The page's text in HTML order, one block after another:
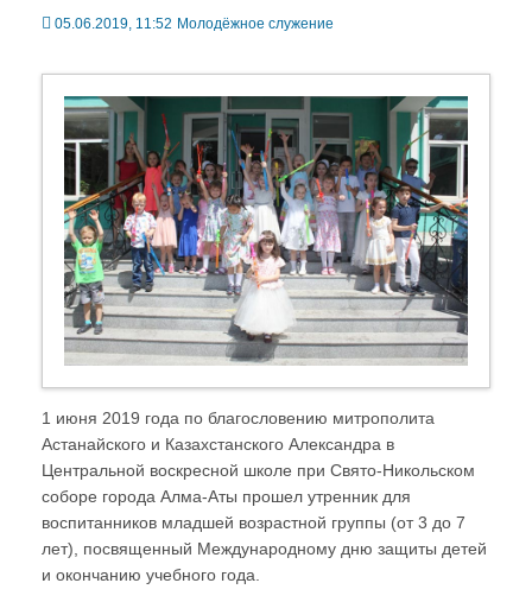
05.06.2019, 11:52 Молодёжное служение
1 июня 2019 года по благословению митрополита
Астанайского и Казахстанского Александра в
Центральной воскресной школе при Свято-Никольском
соборе города Алма-Аты прошел утренник для
воспитанников младшей возрастной группы (от 3 до 7
лет), посвященный Международному дню защиты детей
и окончанию учебного года.